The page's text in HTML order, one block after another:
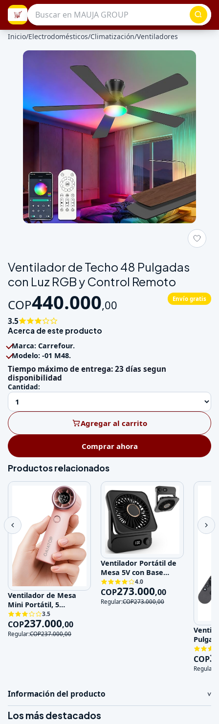
Inicio/Electrodomésticos/Climatización/Ventiladores
Ventilador de Techo 48 Pulgadas
con Luz RGB y Control Remoto
COP440.000,00 Envío gratis
3.5
Acerca de este producto
Marca: Carrefour.
Modelo: -01 M48.
Tiempo máximo de entrega: 23 días segun
disponibilidad
Cantidad:
Agregar al carrito
Comprar ahora
Productos relacionados
Ventilador de Mesa
Mini Portátil, 5
Velocidades, 5V,
Recargable
3.5
COP237.000,00
Regular:COP237.000,00
Ventilador Portátil de
Mesa 5V con Base
Magnética y 100
Velocidades
4.0
COP273.000,00
Regular:COP273.000,00
120V
COP
Regular:
Información del producto
Los más destacados